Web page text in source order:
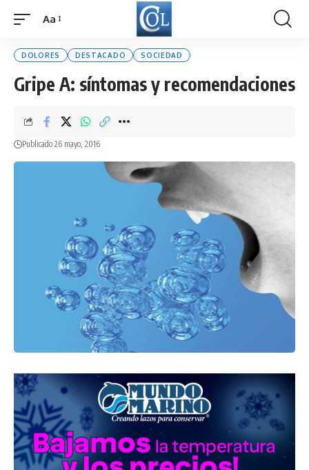
Font
Aa
DOLORES DESTACADO SOCIEDAD
Gripe A: síntomas y recomendaciones
Publicado 26 mayo, 2016